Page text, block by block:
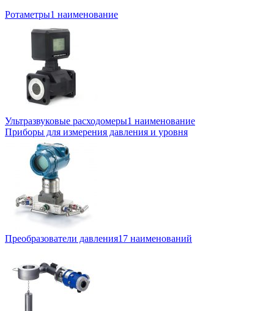
Ротаметры1 наименование
Ультразвуковые расходомеры1 наименование
Приборы для измерения давления и уровня
Преобразователи давления17 наименований